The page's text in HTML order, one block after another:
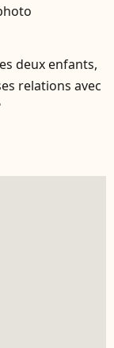
deux enfants,
relations avec